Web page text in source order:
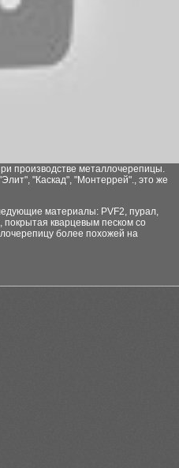
производстве металлочерепицы.
"Каскад", "Монтеррей"., это же
материалы: PVF2, пурал,
кварцевым песком со
более похожей на